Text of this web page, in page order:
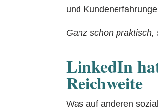
und
Ganz schon praktisch,
LinkedIn
Reichweite
Was auf anderen